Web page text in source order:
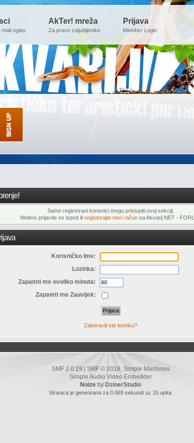
mali oglas
AkTer! mreža
Za prave zaljubljenike
Prijava
Member Login
Samo registrirani korisnici mogu pristupiti ovoj sekciji.
Molimo prijavite se ispod ili registrirajte novi računsa Akvarij NET -
Korisničko Ime:
Lozinka:
Zapamti me ovoliko minuta:
Zapamti me Zauvijek:
Zaboravili ste lozinku?
SMF 2.0.19 SMF © 2018 Simple Machines
Simple Audio Video Embedder
Noize by DzinerStudio
Stranica je generirana za 0.069 sekundi uz 15 upita.